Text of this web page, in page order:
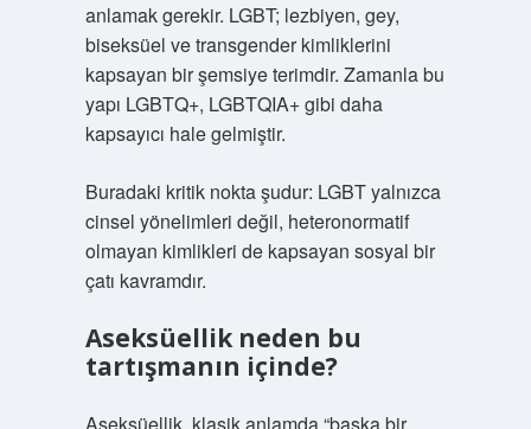
anlamak gerekir. LGBT; lezbiyen, gey,
biseksüel ve transgender kimliklerini
kapsayan bir şemsiye terimdir. Zamanla bu
yapı LGBTQ+, LGBTQIA+ gibi daha
kapsayıcı hale gelmiştir.
Buradaki kritik nokta şudur: LGBT yalnızca
cinsel yönelimleri değil, heteronormatif
olmayan kimlikleri de kapsayan sosyal bir
çatı kavramdır.
Aseksüellik neden bu
tartışmanın içinde?